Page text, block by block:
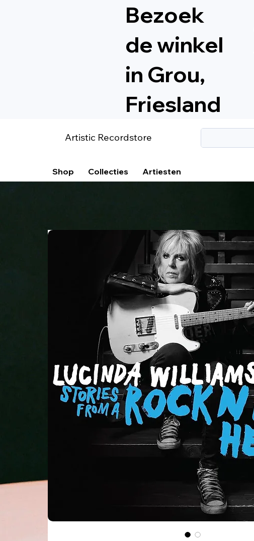
Bezoek
de winkel
in Grou,
Friesland
Artistic Recordstore
Shop Collecties Artiesten